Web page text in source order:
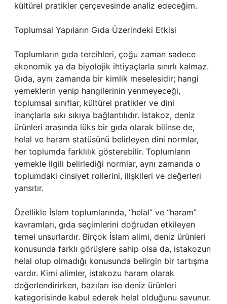
kültürel pratikler çerçevesinde analiz edeceğim.
Toplumsal Yapıların Gıda Üzerindeki Etkisi
Toplumların gıda tercihleri, çoğu zaman sadece
ekonomik ya da biyolojik ihtiyaçlarla sınırlı kalmaz.
Gıda, aynı zamanda bir kimlik meselesidir; hangi
yemeklerin yenip hangilerinin yenmeyeceği,
toplumsal sınıflar, kültürel pratikler ve dini
inançlarla sıkı sıkıya bağlantılıdır. Istakoz, deniz
ürünleri arasında lüks bir gıda olarak bilinse de,
helal ve haram statüsünü belirleyen dini normlar,
her toplumda farklılık gösterebilir. Toplumların
yemekle ilgili belirlediği normlar, aynı zamanda o
toplumdaki cinsiyet rollerini, ilişkileri ve değerleri
yansıtır.
Özellikle İslam toplumlarında, “helal” ve “haram”
kavramları, gıda seçimlerini doğrudan etkileyen
temel unsurlardır. Birçok İslam alimi, deniz ürünleri
konusunda farklı görüşlere sahip olsa da, istakozun
helal olup olmadığı konusunda belirgin bir tartışma
vardır. Kimi alimler, istakozu haram olarak
değerlendirirken, bazıları ise deniz ürünleri
kategorisinde kabul ederek helal olduğunu savunur.